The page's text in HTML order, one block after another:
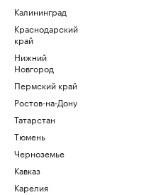
Калининград
Краснодарский
край
Нижний
Новгород
Пермский край
Ростов-на-Дону
Татарстан
Тюмень
Черноземье
Кавказ
Карелия